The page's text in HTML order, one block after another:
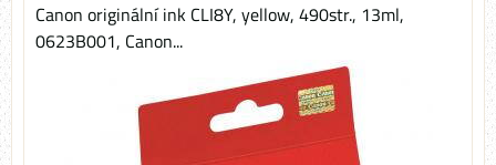
Canon originální ink CLI8Y, yellow, 490str., 13ml,
0623B001, Canon...